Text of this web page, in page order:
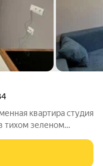
квартира студия
тихом зеленом
для